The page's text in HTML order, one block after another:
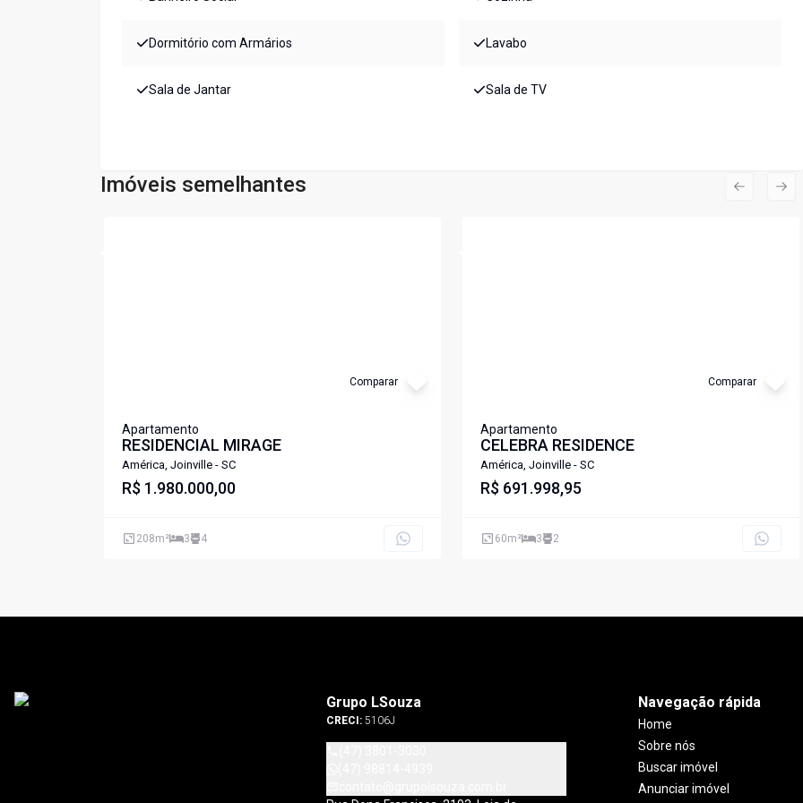
Dormitório com Armários Lavabo
Sala de Jantar Sala de TV
Imóveis semelhantes
Comparar
Apartamento
RESIDENCIAL MIRAGE
América, Joinville - SC
R$ 1.980.000,00
208m² 3 4
Comparar
Apartamento
CELEBRA RESIDENCE
América, Joinville - SC
R$ 691.998,95
60m² 3 2
Previous
Grupo LSouza
CRECI: 5106J
Navegação rápida
Home
Sobre nós
Buscar imóvel
Anunciar imóvel